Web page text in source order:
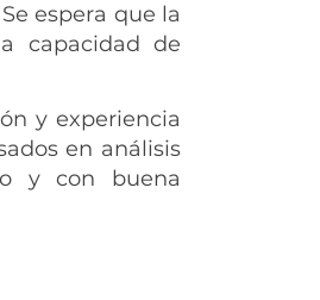
espera que la
capacidad de
y experiencia
en análisis
y con buena